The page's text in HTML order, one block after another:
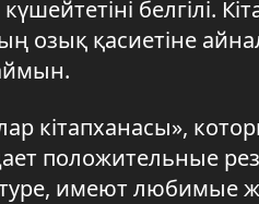
белгілі.
озық қасиетіне
кітапханасы»,
положительные
имеют любимые